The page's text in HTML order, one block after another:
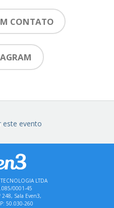
CONTATO
este evento
LTDA
0001-45
Sala Even3,
50.030-260